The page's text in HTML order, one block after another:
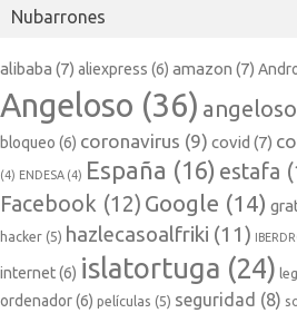
Nubarrones
alibaba (7) aliexpress (6) amazon (7)
Angeloso (36)
bloqueo (6) coronavirus (9) covid (7)
(4) ENDESA (4) España (16) estafa
Facebook (12) Google (14)
hacker (5) hazlecasoalfriki (11)
internet(6) islatortuga (24)
ordenador(6) películas (5) seguridad (8)